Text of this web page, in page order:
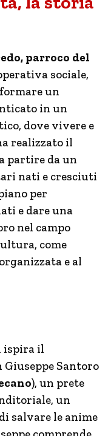
parroco del
sociale,
un
in un
dove vivere e
realizzato il
partire da un
nati e cresciuti
per
e dare una
nel campo
come
e al
ispira il
Santoro
), un prete
un
salvare le anime